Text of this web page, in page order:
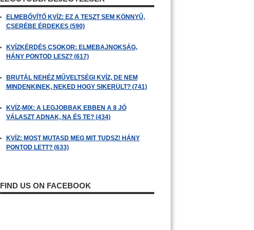
ELMEBŐVÍTŐ KVÍZ: EZ A TESZT SEM KÖNNYŰ,
CSERÉBE ÉRDEKES (590)
KVÍZKÉRDÉS CSOKOR: ELMEBAJNOKSÁG,
HÁNY PONTOD LESZ? (617)
BRUTÁL NEHÉZ MŰVELTSÉGI KVÍZ, DE NEM
MINDENKINEK, NEKED HOGY SIKERÜLT? (741)
KVÍZ-MIX: A LEGJOBBAK EBBEN A 8 JÓ
VÁLASZT ADNAK, NA ÉS TE? (434)
KVÍZ: MOST MUTASD MEG MIT TUDSZ! HÁNY
PONTOD LETT? (633)
FIND US ON FACEBOOK